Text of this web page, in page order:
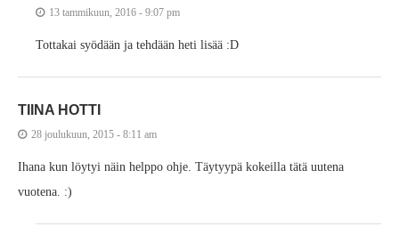
13 tammikuun, 2016 - 9:07 pm
Tottakai syödään ja tehdään heti lisää :D
TIINA HOTTI
28 joulukuun, 2015 - 8:11 am
Ihana kun löytyi näin helppo ohje. Täytyypä kokeilla tätä uutena
vuotena. :)